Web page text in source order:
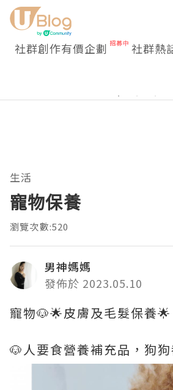
社群創作有價企劃 社群熱
生活
寵物保養
瀏覽次數:520
男神媽媽
發佈於 2023.05.10
寵物🐶🌟皮膚及毛髮保養🌟
🐶人要食營養補充品，狗狗